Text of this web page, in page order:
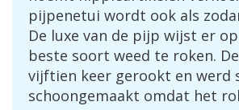
pijpenetui wordt ook als
De luxe van de pijp wijst er op
beste soort weed te roken. De
vijftien keer gerookt en werd
schoongemaakt omdat het